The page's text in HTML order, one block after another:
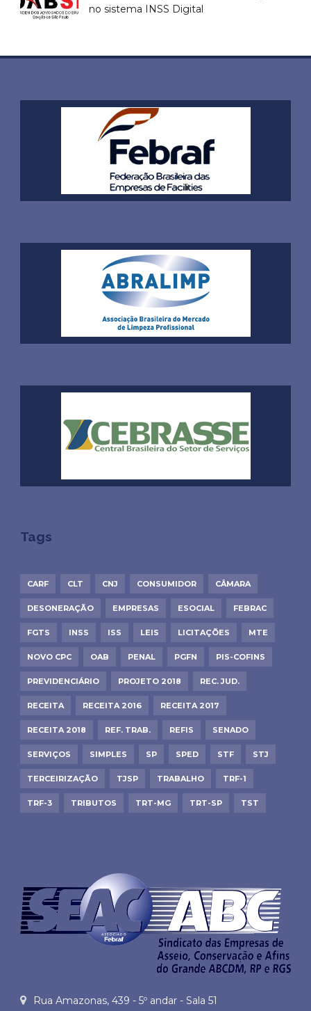
no sistema INSS Digital
Tags
CARF CLT CNJ CONSUMIDOR CÂMARA
DESONERAÇÃO EMPRESAS ESOCIAL FEBRAC
FGTS INSS ISS LEIS LICITAÇÕES MTE
NOVO CPC OAB PENAL PGFN PIS-COFINS
PREVIDENCIÁRIO PROJETO 2018 REC. JUD.
RECEITA RECEITA 2016 RECEITA 2017
RECEITA 2018 REF. TRAB. REFIS SENADO
SERVIÇOS SIMPLES SP SPED STF STJ
TERCEIRIZAÇÃO TJSP TRABALHO TRF-1
TRF-3 TRIBUTOS TRT-MG TRT-SP TST
Rua Amazonas, 439 - 5º andar - Sala 51